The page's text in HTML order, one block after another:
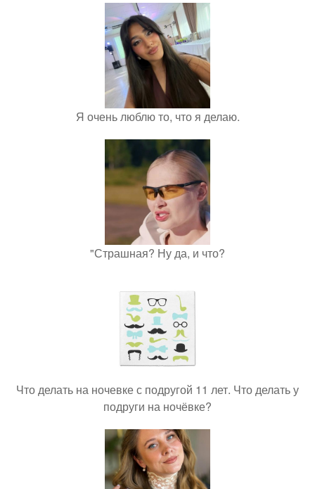
Я очень люблю то, что я делаю.
"Страшная? Ну да, и что?
Что делать на ночевке с подругой 11 лет. Что делать у
подруги на ночёвке?